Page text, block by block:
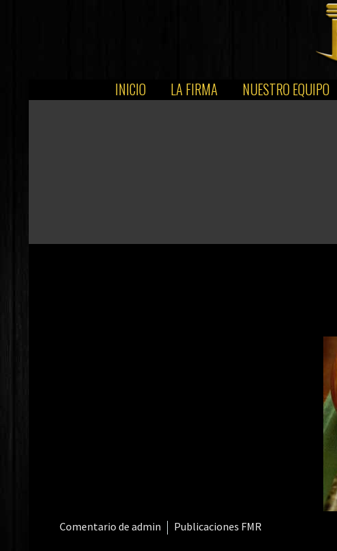
INICIO LA FIRMA NUESTRO EQUIPO
Comentario de admin Publicaciones FMR